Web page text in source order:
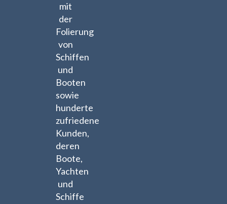
mit
der
Folierung
von
Schiffen
und
Booten
sowie
hunderte
zufriedene
Kunden,
deren
Boote,
Yachten
und
Schiffe